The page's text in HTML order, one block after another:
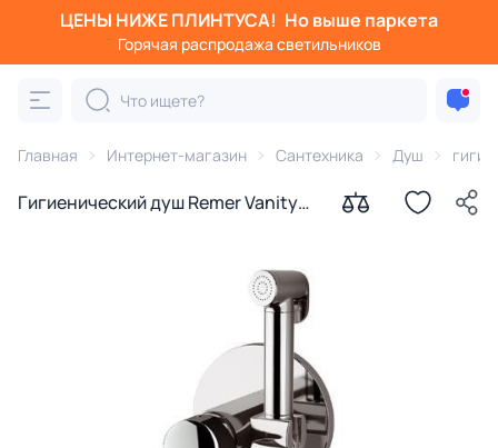
ЦЕНЫ НИЖЕ ПЛИНТУСА! Но выше паркета
Горячая распродажа светильников
Главная Интернет-магазин Сантехника Душ
Гигиенический душ Remer Vanity